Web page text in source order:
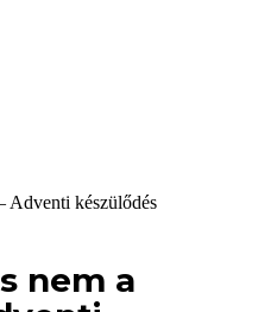
Adventi készülődés
nem a